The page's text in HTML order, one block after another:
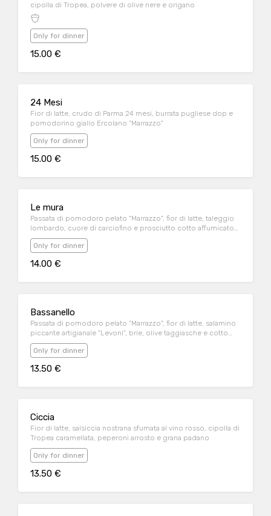
cipolla di Tropea, polvere di olive nere e origano
Only for dinner
15.00 €
24 Mesi
Fior di latte, crudo di Parma 24 mesi, burrata pugliese dop e
pomodorino giallo Ercolano "Marrazzo"
Only for dinner
15.00 €
Le mura
Passata di pomodoro pelato "Marrazzo", fior di latte, taleggio
lombardo, cuore di carciofino e prosciutto cotto affumicato
"Meggiolaro"
Only for dinner
14.00 €
Bassanello
Passata di pomodoro pelato "Marrazzo", fior di latte, salamino
piccante artigianale "Levoni", brie, olive taggiasche e cotto
affumicato "Meggiolaro"
Only for dinner
13.50 €
Ciccia
Fior di latte, salsiccia nostrana sfumata al vino rosso, cipolla di
Tropea caramellata, peperoni arrosto e grana padano
Only for dinner
13.50 €